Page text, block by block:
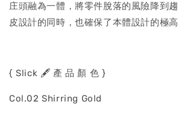
庄頭融為一體，將零件脫落的風險降到
皮設計的同時，也確保了本體設計的極高
{ Slick 🖋️ 產 品 顏 色 }
Col.02 Shirring Gold